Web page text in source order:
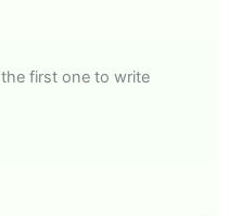
first one to write